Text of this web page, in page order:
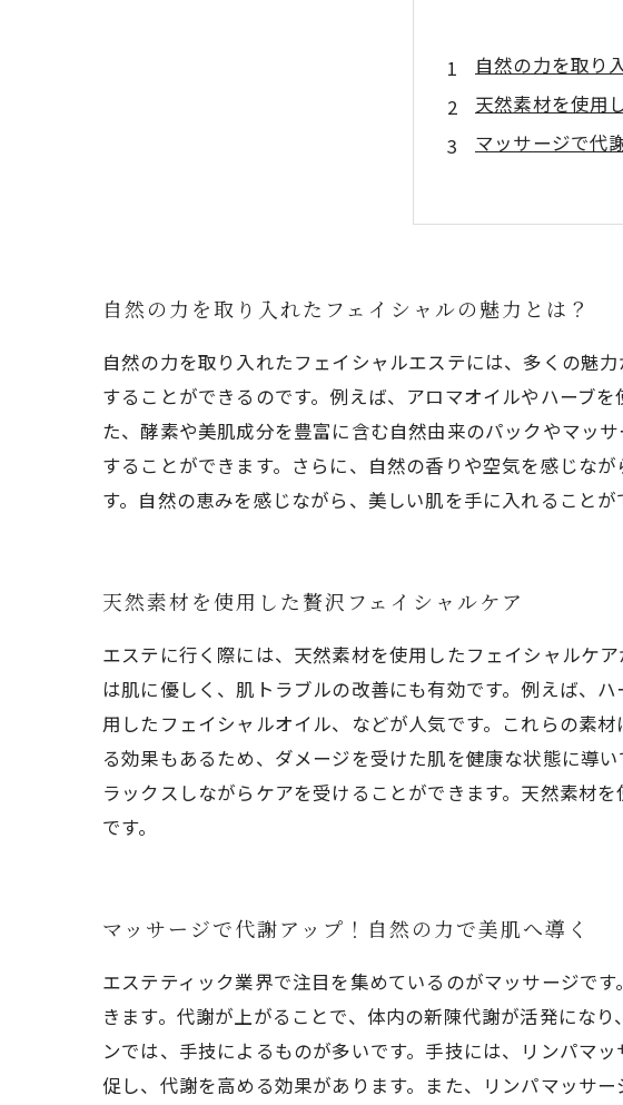
自然の力を取り
天然素材を使用
マッサージで代
プラスアルフ
自然派の方必見
自然の力を取り入れたフェイシャルの魅力とは？
自然の力を取り入れたフェイシャルエステには、多くの魅
することができるのです。例えば、アロマオイルやハーブ
た、酵素や美肌成分を豊富に含む自然由来のパックやマッ
することができます。さらに、自然の香りや空気を感じな
す。自然の恵みを感じながら、美しい肌を手に入れること
天然素材を使用した贅沢フェイシャルケア
エステに行く際には、天然素材を使用したフェイシャルケ
は肌に優しく、肌トラブルの改善にも有効です。例えば、
用したフェイシャルオイル、などが人気です。これらの素
る効果もあるため、ダメージを受けた肌を健康な状態に導
ラックスしながらケアを受けることができます。天然素材
です。
マッサージで代謝アップ！自然の力で美肌へ導く
エステティック業界で注目を集めているのがマッサージで
きます。代謝が上がることで、体内の新陳代謝が活発にな
ンでは、手技によるものが多いです。手技には、リンパマ
促し、代謝を高める効果があります。また、リンパマッサ